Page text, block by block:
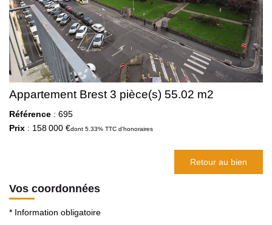
Appartement Brest 3 pièce(s) 55.02 m2
Référence : 695
Prix : 158 000 €dont 5.33% TTC d'honoraires
Retour au bien
Vos coordonnées
* Information obligatoire